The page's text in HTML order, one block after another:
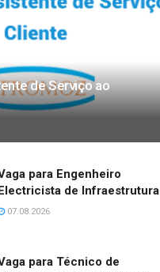
de Serviço ao
para Engenheiro
Electricista de Infraestrutura
07.08.2026
para Técnico de